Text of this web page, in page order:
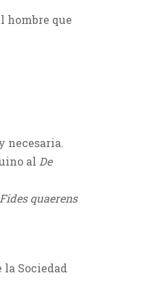
hombre que
necesaria.
alDe
Fides quaerens
Sociedad